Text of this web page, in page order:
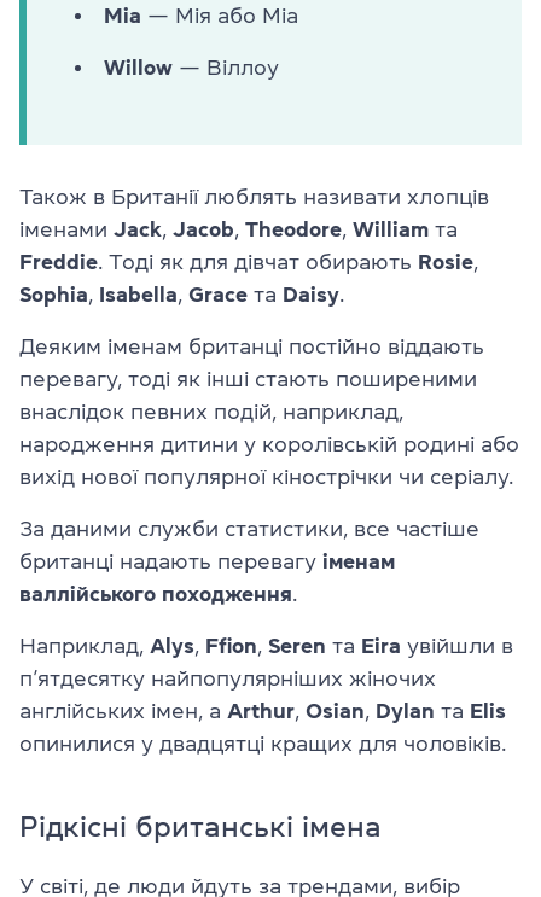
Mia — Мія або Міа
Willow — Віллоу
Також в Британії люблять називати хлопців
іменами Jack Jacob Theodore William та
Freddie . Тоді як для дівчат обирають Rosie
Sophia
Isabella Grace та Daisy
Деяким іменам британці постійно віддають
перевагу, тоді як інші стають поширеними
внаслідок певних подій, наприклад,
народження дитини у королівській родині або
вихід нової популярної кінострічки чи серіалу.
За даними служби статистики, все частіше
британці надають перевагу іменам
валлійського походження
Наприклад, Alys Ffion Seren та Eira увійшли в
п’ятдесятку найпопулярніших жіночих
англійських імен, а Arthur Osian Dylan та Elis
опинилися у двадцятці кращих для чоловіків.
Рідкісні британські імена
У світі, де люди йдуть за трендами, вибір